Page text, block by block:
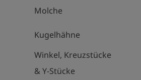
Molche
Kugelhähne
Winkel, Kreuzstücke
& Y-Stücke